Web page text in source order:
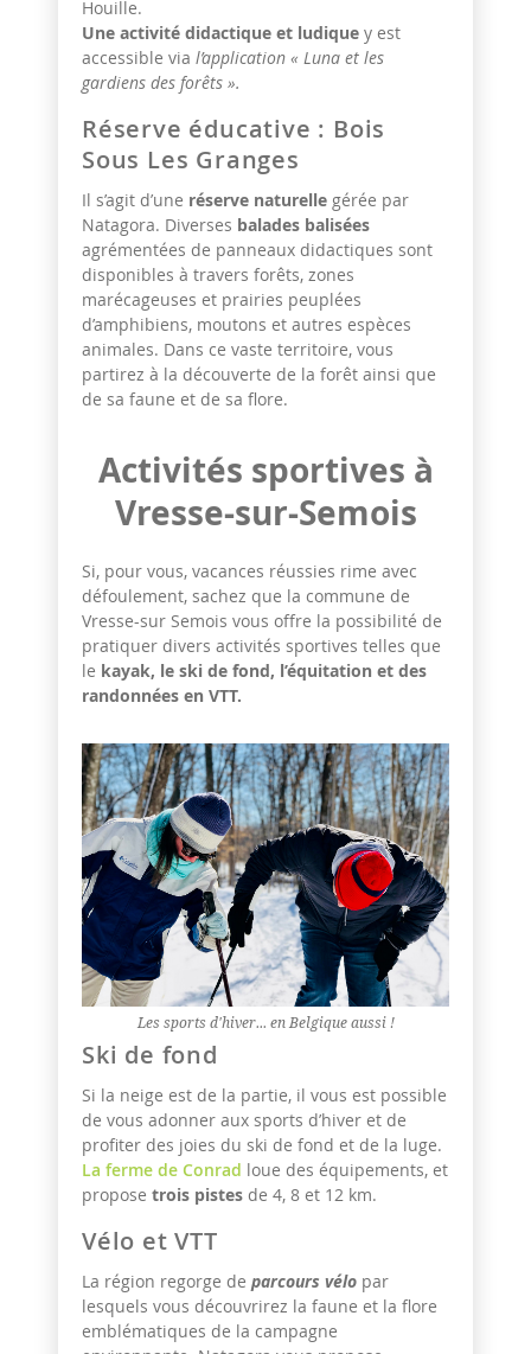
Houille.
Une activité didactique et ludique y est
accessible via l’application « Luna et les
gardiens des forêts ».
Réserve éducative : Bois
Sous Les Granges
Il s’agit d’une réserve naturelle gérée par
Natagora. Diverses balades balisées
agrémentées de panneaux didactiques sont
disponibles à travers forêts, zones
marécageuses et prairies peuplées
d’amphibiens, moutons et autres espèces
animales. Dans ce vaste territoire, vous
partirez à la découverte de la forêt ainsi que
de sa faune et de sa flore.
Activités sportives à
Vresse-sur-Semois
Si, pour vous, vacances réussies rime avec
défoulement, sachez que la commune de
Vresse-sur Semois vous offre la possibilité de
pratiquer divers activités sportives telles que
le kayak, le ski de fond, l’équitation et des
randonnées en VTT.
Les sports d'hiver... en Belgique aussi !
Ski de fond
Si la neige est de la partie, il vous est possible
de vous adonner aux sports d’hiver et de
profiter des joies du ski de fond et de la luge.
La ferme de Conrad loue des équipements, et
propose trois pistes de 4, 8 et 12 km.
Vélo et VTT
La région regorge de parcours vélo par
lesquels vous découvrirez la faune et la flore
emblématiques de la campagne